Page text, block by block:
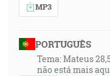
MP3
PORTUGUÊS
Tema: Mateus
não está mais